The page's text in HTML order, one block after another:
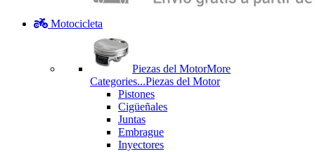
Motocicleta
Piezas del MotorMore
Categories...Piezas del Motor
Pistones
Cigüeñales
Juntas
Εmbrague
Inyectores